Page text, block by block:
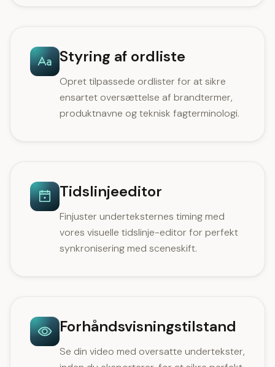
Styring af ordliste
Opret tilpassede ordlister for at sikre
ensartet oversættelse af brandtermer,
produktnavne og teknisk fagterminologi.
Tidslinjeeditor
Finjuster underteksternes timing med
vores visuelle tidslinje-editor for perfekt
synkronisering med sceneskift.
Forhåndsvisningstilstand
Se din video med oversatte undertekster,